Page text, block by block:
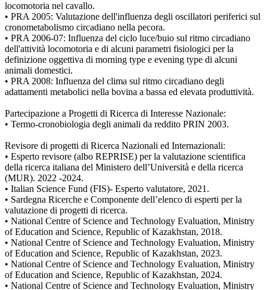
locomotoria nel cavallo.
• PRA 2005: Valutazione dell'influenza degli oscillatori periferici sul
cronometabolismo circadiano nella pecora.
• PRA 2006-07: Influenza del ciclo luce/buio sul ritmo circadiano
dell'attività locomotoria e di alcuni parametri fisiologici per la
definizione oggettiva di morning type e evening type di alcuni
animali domestici.
• PRA 2008: Influenza del clima sul ritmo circadiano degli
adattamenti metabolici nella bovina a bassa ed elevata produttività.
Partecipazione a Progetti di Ricerca di Interesse Nazionale:
• Termo-cronobiologia degli animali da reddito PRIN 2003.
Revisore di progetti di Ricerca Nazionali ed Internazionali:
• Esperto revisore (albo REPRISE) per la valutazione scientifica
della ricerca italiana del Ministero dell’Università e della ricerca
(MUR). 2022 -2024.
• Italian Science Fund (FIS)- Esperto valutatore, 2021.
• Sardegna Ricerche e Componente dell’elenco di esperti per la
valutazione di progetti di ricerca.
• National Centre of Science and Technology Evaluation, Ministry
of Education and Science, Republic of Kazakhstan, 2018.
• National Centre of Science and Technology Evaluation, Ministry
of Education and Science, Republic of Kazakhstan, 2023.
• National Centre of Science and Technology Evaluation, Ministry
of Education and Science, Republic of Kazakhstan, 2024.
• National Centre of Science and Technology Evaluation, Ministry